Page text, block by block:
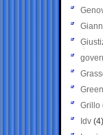
Grillo
Idv (4)